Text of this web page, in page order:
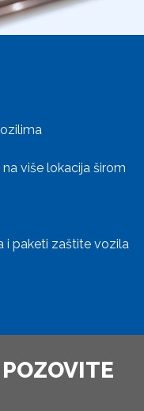
više lokacija širom
i paketi zaštite vozila